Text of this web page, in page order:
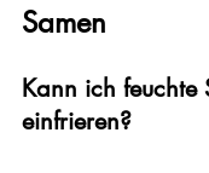
Samen
Kann ich feuchte
einfrieren?